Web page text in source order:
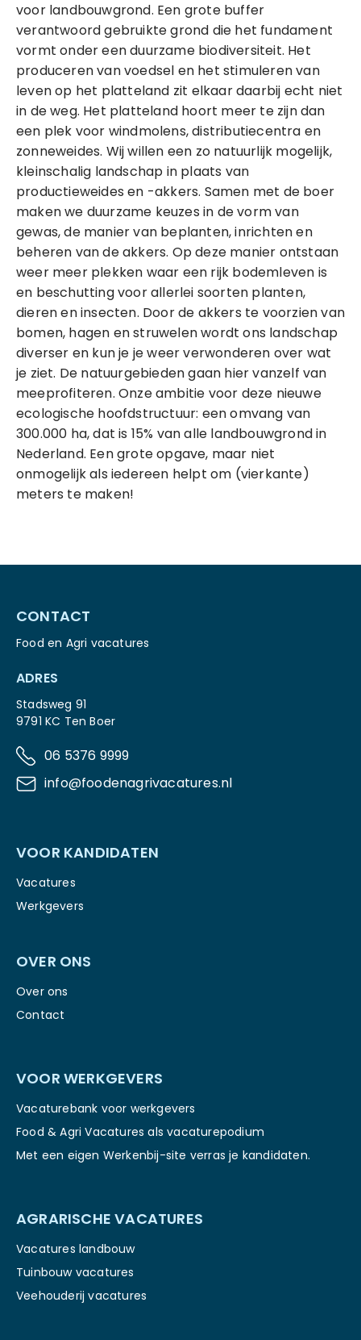
voor landbouwgrond. Een grote buffer
verantwoord gebruikte grond die het fundament
vormt onder een duurzame biodiversiteit. Het
produceren van voedsel en het stimuleren van
leven op het platteland zit elkaar daarbij echt niet
in de weg. Het platteland hoort meer te zijn dan
een plek voor windmolens, distributiecentra en
zonneweides. Wij willen een zo natuurlijk mogelijk,
kleinschalig landschap in plaats van
productieweides en -akkers. Samen met de boer
maken we duurzame keuzes in de vorm van
gewas, de manier van beplanten, inrichten en
beheren van de akkers. Op deze manier ontstaan
weer meer plekken waar een rijk bodemleven is
en beschutting voor allerlei soorten planten,
dieren en insecten. Door de akkers te voorzien van
bomen, hagen en struwelen wordt ons landschap
diverser en kun je je weer verwonderen over wat
je ziet. De natuurgebieden gaan hier vanzelf van
meeprofiteren. Onze ambitie voor deze nieuwe
ecologische hoofdstructuur: een omvang van
300.000 ha, dat is 15% van alle landbouwgrond in
Nederland. Een grote opgave, maar niet
onmogelijk als iedereen helpt om (vierkante)
meters te maken!
CONTACT
Food en Agri vacatures
ADRES
Stadsweg 91
9791 KC Ten Boer
06 5376 9999
info@foodenagrivacatures.nl
VOOR KANDIDATEN
Vacatures
Werkgevers
OVER ONS
Over ons
Contact
VOOR WERKGEVERS
Vacaturebank voor werkgevers
Food & Agri Vacatures als vacaturepodium
Met een eigen Werkenbij-site verras je kandidaten.
AGRARISCHE VACATURES
Vacatures landbouw
Tuinbouw vacatures
Veehouderij vacatures